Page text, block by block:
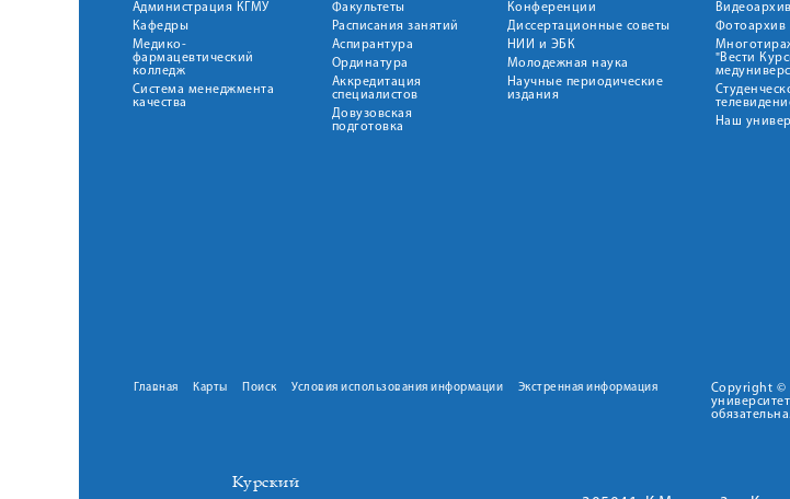
Администрация КГМУ
Кафедры
Медико-
фармацевтический
колледж
Система менеджмента
качества
Факультеты
Расписания занятий
Аспирантура
Ординатура
Аккредитация
специалистов
Довузовская
подготовка
Конференции
Диссертационные советы
НИИ и ЭБК
Молодежная наука
Научные периодические
издания
Фотоархив
"Вести
Наш
Главная Карты Поиск Условия использования информации Экстренная информация
Copyright ©
Курский